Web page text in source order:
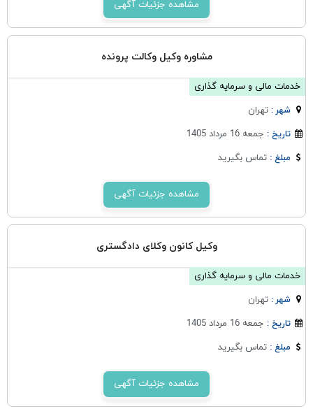
مشاهده جزئیات آگهی
مشاوره وکیل وکالت پرونده
خدمات مالی و سرمایه گذاری
شهر :تهران
تاریخ : جمعه 16 مرداد 1405
مبلغ :تماس بگیرید
مشاهده جزئیات آگهی
وکیل کانون وکلای دادگستری
خدمات مالی و سرمایه گذاری
شهر :تهران
تاریخ : جمعه 16 مرداد 1405
مبلغ :تماس بگیرید
مشاهده جزئیات آگهی